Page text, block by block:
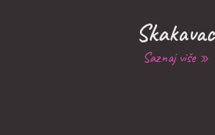
Skakavac
Saznaj više »